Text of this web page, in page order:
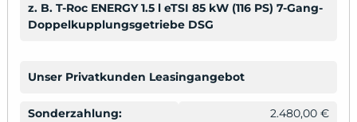
z. B. T-Roc ENERGY 1.5 l eTSI 85 kW (116 PS) 7-Gang-
Doppelkupplungsgetriebe DSG
Unser Privatkunden Leasingangebot
Sonderzahlung:
2.480,00 €